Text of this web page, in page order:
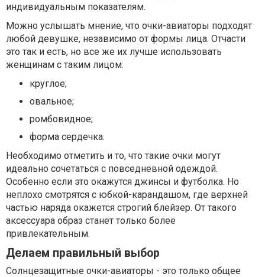
индивидуальным показателям.
Можно услышать мнение, что очки-авиаторы подходят
любой девушке, независимо от формы лица. Отчасти
это так и есть, но все же их лучше использовать
женщинам с таким лицом:
круглое;
овальное;
ромбовидное;
форма сердечка.
Необходимо отметить и то, что такие очки могут
идеально сочетаться с повседневной одеждой.
Особенно если это окажутся джинсы и футболка. Но
неплохо смотрятся с юбкой-карандашом, где верхней
частью наряда окажется строгий блейзер. От такого
аксессуара образ станет только более
привлекательным.
Делаем правильный выбор
Солнцезащитные очки-авиаторы - это только общее